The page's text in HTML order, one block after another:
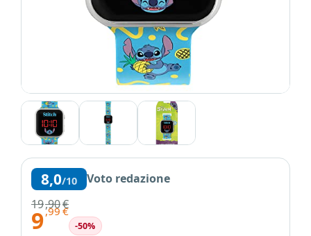
8,0/10
Voto redazione
19,90€
9,99 €
-50%